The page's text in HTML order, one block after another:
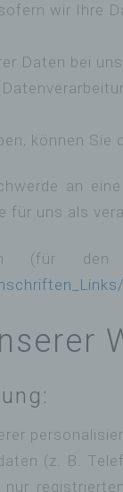
wir Ihre
Daten bei
können
an
für uns als
(für
(z. B.